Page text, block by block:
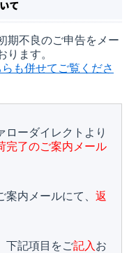
期不良のご申告をメー
ります。
も併せてご覧くださ
ローダイレクトより
完了のご案内メール
内メールにて、 返
下記項目をご記入 お